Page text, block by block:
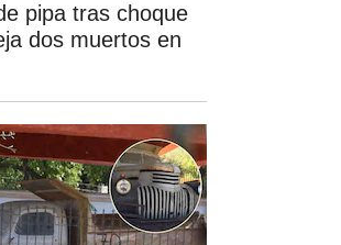
pipa tras choque
dos muertos en